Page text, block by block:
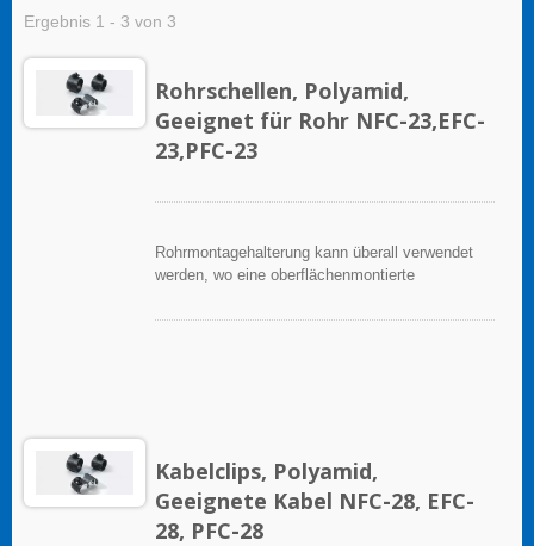
Ergebnis 1 - 3 von 3
Rohrschellen, Polyamid,
Geeignet für Rohr NFC-23,EFC-
23,PFC-23
Rohrmontagehalterung kann überall verwendet
werden, wo eine oberflächenmontierte
Kabelclips, Polyamid,
Geeignete Kabel NFC-28, EFC-
28, PFC-28